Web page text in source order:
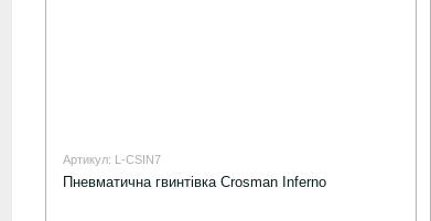
Артикул: L-CSIN7
Пневматична гвинтівка Crosman Inferno